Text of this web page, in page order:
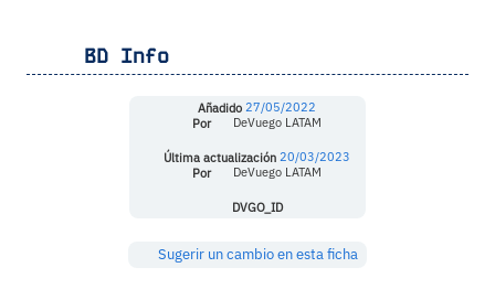
BD Info
Añadido 27/05/2022
Por
DeVuego LATAM
Última actualización 20/03/2023
Por
DeVuego LATAM
DVGO_ID
Sugerir un cambio en esta ficha